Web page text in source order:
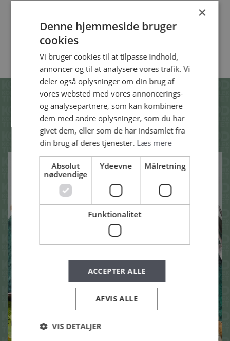
SE ALLE VORES PRODUKTER
SE OGSÅ DISSE
OPSKRIFTER
×
Denne hjemmeside bruger
cookies
Vi bruger cookies til at tilpasse indhold,
annoncer og til at analysere vores trafik. Vi
deler også oplysninger om din brug af
vores websted med vores annoncerings-
og analysepartnere, som kan kombinere
dem med andre oplysninger, som du har
givet dem, eller som de har indsamlet fra
din brug af deres tjenester. Læs mere
Absolut
nødvendige
Ydeevne Målretning
Funktionalitet
ACCEPTER ALLE
AFVIS ALLE
VIS DETALJER